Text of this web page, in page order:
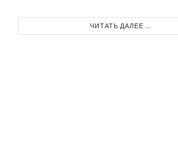
ЧИТАТЬ ДАЛЕЕ ...